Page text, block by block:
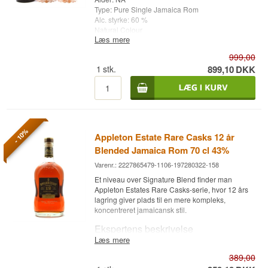
Vidste du at?
Rum Nation er kendt for at balancere
tilgængelige rom med mere eksklusive,
uafhængige aftappere i rom-verdenen siden
1999.
Se hele vores udvalg afRum Nation
Type: Pure Single Jamaica Rom
Alc. styrke: 60 %
Natural Colour
70 cl.
Læs mere
999,00
1 stk. 899,10DKK
- 10%
Appleton Estate Rare Casks 12 år
Blended Jamaica Rom 70 cl 43%
Varenr.: 2227865479-1106-197280322-158
Et niveau over Signature Blend finder man
Appleton Estates Rare Casks-serie, hvor 12 års
lagring giver plads til en mere kompleks,
koncentreret jamaicansk stil.
Ekspertens beskrivelse
Rom, der blander aldrende rom fra sjældne fade,
Læs mere
389,00